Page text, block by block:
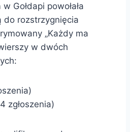
Gołdapi powołała
do rozstrzygnięcia
„Każdy ma
w dwóch
zgłoszenia)